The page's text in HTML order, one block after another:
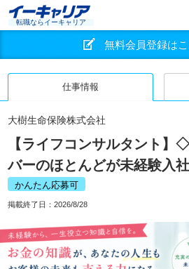
転職ならイーキャリア
無料会員登録は
仕事情報
大樹生命保険株式会社
【ライフコンサルタント
バーのほとんどが未経験入社
かんたん応募可
掲載終了日： 2026/8/28